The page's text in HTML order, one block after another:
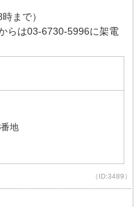
まで）
らは03-6730-5996に架電
地
（ID:3489）